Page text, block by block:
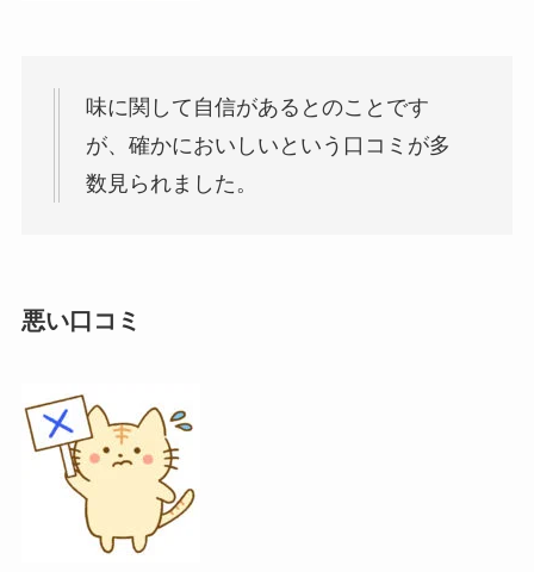
味に関して自信があるとのことです
が、確かにおいしいという口コミが多
数見られました。
悪い口コミ